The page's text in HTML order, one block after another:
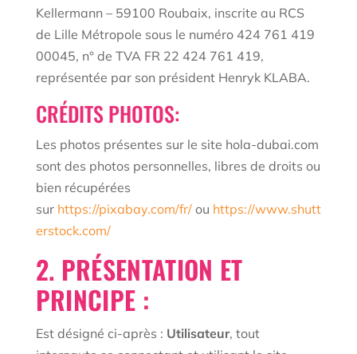
Kellermann – 59100 Roubaix, inscrite au RCS
de Lille Métropole sous le numéro 424 761 419
00045, n° de TVA FR 22 424 761 419,
représentée par son président Henryk KLABA.
CRÉDITS PHOTOS:
Les photos présentes sur le site hola-dubai.com
sont des photos personnelles, libres de droits ou
bien récupérées
sur https://pixabay.com/fr/ou https://www.shutt
erstock.com/
2. PRÉSENTATION ET
PRINCIPE :
Est désigné ci-après : Utilisateur, tout